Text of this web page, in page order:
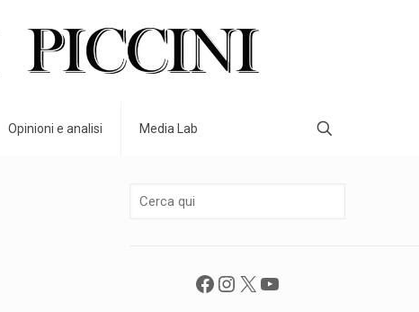
Opinioni e analisi Media Lab
Facebook
Instagram
X YouTube